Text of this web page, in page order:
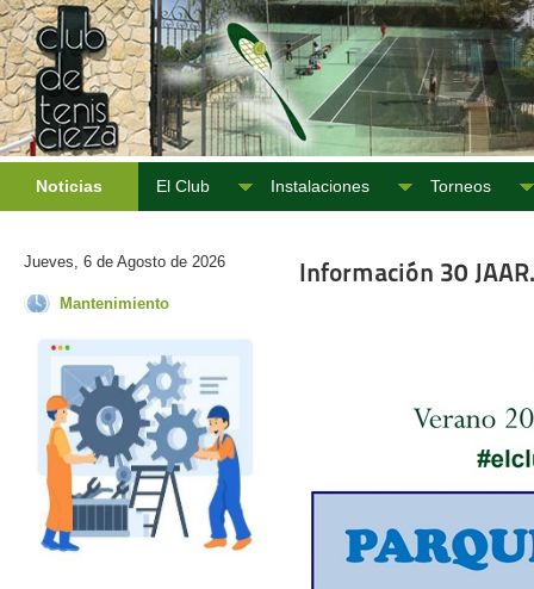
Noticias El Club Instalaciones Torneos
Jueves, 6 de Agosto de 2026
Mantenimiento
Información 30